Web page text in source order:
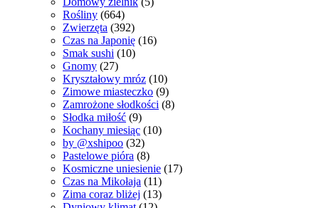
Rośliny (664)
Zwierzęta (392)
Czas na Japonię (16)
Smak sushi (10)
Gnomy (27)
Kryształowy mróz (10)
Zimowe miasteczko (9)
Zamrożone słodkości (8)
Słodka miłość (9)
Kochany miesiąc (10)
by @xshipoo (32)
Pastelowe pióra (8)
Kosmiczne uniesienie (17)
Czas na Mikołaja (11)
Zima coraz bliżej (13)